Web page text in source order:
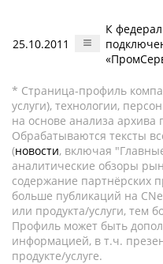
25.10.2011
К
* Страница-профиль
услуги), технологии,
на основе анализа архива
Обрабатываются тексты
(новости, включая
аналитические обзоры
содержание партнёрских
больше публикаций на
или продукта/услуги, тем
Профиль может быть
информацией, в т.ч.
продукте/услуге.